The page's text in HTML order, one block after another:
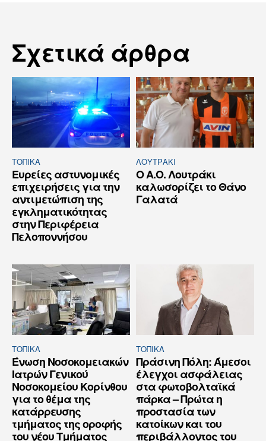
Σχετικά άρθρα
ΤΟΠΙΚΑ
Ευρείες αστυνομικές
επιχειρήσεις για την
αντιμετώπιση της
εγκληματικότητας
στην Περιφέρεια
Πελοποννήσου
ΛΟΥΤΡΆΚΙ
Ο Α.Ο. Λουτράκι
καλωσορίζει το Θάνο
Γαλατά
ΤΟΠΙΚΑ
Ένωση Νοσοκομειακών
Ιατρών Γενικού
Νοσοκομείου Κορίνθου
για το θέμα της
κατάρρευσης
τμήματος της οροφής
του νέου Τμήματος
ΤΟΠΙΚΑ
Πράσινη Πόλη: Άμεσοι
έλεγχοι ασφάλειας
στα φωτοβολταϊκά
πάρκα – Πρώτα η
προστασία των
κατοίκων και του
περιβάλλοντος του